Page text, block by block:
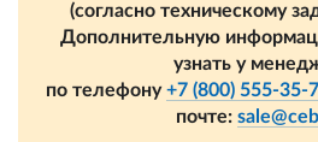
(согласно техническому
Дополнительную
узнать у
по телефону+7 (800) 555-35-
почте: